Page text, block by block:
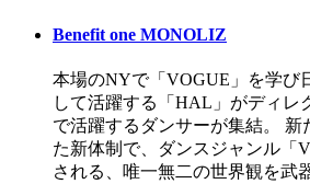
Benefit one MONOLIZ
本場のNYで「VOGUE」を学び
して活躍する「HAL」がディレ
で活躍するダンサーが集結。 新
た新体制で、ダンスジャンル「
される、唯一無二の世界観を武